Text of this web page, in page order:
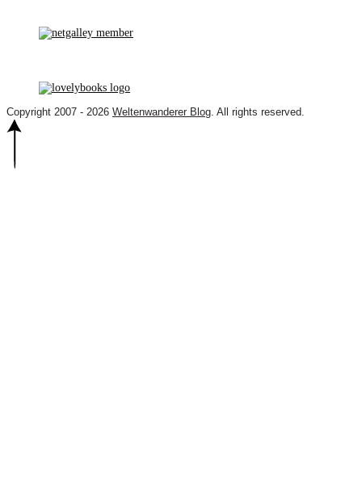
Copyright 2007 - 2026 Weltenwanderer Blog. All rights reserved.